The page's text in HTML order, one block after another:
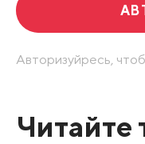
Авторизуйресь,
Читайте